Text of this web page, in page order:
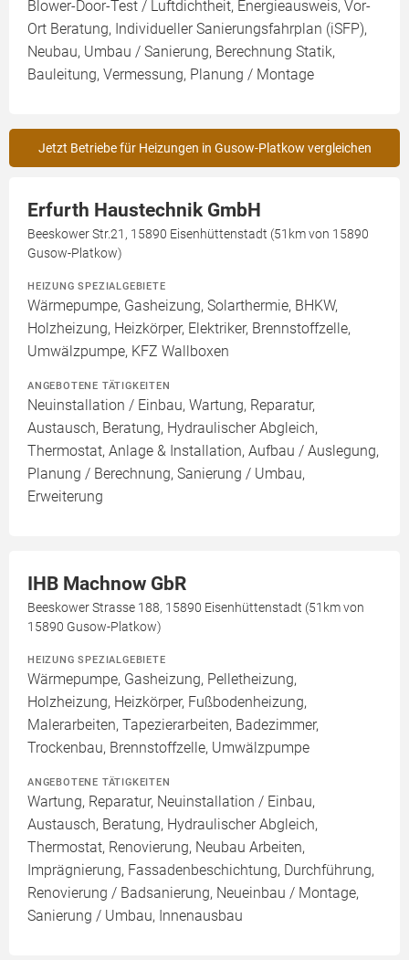
Blower-Door-Test / Luftdichtheit, Energieausweis, Vor-
Ort Beratung, Individueller Sanierungsfahrplan (iSFP),
Neubau, Umbau / Sanierung, Berechnung Statik,
Bauleitung, Vermessung, Planung / Montage
Jetzt Betriebe für Heizungen in Gusow-Platkow vergleichen
Erfurth Haustechnik GmbH
Beeskower Str.21, 15890 Eisenhüttenstadt (51km von 15890
Gusow-Platkow)
HEIZUNG SPEZIALGEBIETE
Wärmepumpe, Gasheizung, Solarthermie, BHKW,
Holzheizung, Heizkörper, Elektriker, Brennstoffzelle,
Umwälzpumpe, KFZ Wallboxen
ANGEBOTENE TÄTIGKEITEN
Neuinstallation / Einbau, Wartung, Reparatur,
Austausch, Beratung, Hydraulischer Abgleich,
Thermostat, Anlage & Installation, Aufbau / Auslegung,
Planung / Berechnung, Sanierung / Umbau,
Erweiterung
IHB Machnow GbR
Beeskower Strasse 188, 15890 Eisenhüttenstadt (51km von
15890 Gusow-Platkow)
HEIZUNG SPEZIALGEBIETE
Wärmepumpe, Gasheizung, Pelletheizung,
Holzheizung, Heizkörper, Fußbodenheizung,
Malerarbeiten, Tapezierarbeiten, Badezimmer,
Trockenbau, Brennstoffzelle, Umwälzpumpe
ANGEBOTENE TÄTIGKEITEN
Wartung, Reparatur, Neuinstallation / Einbau,
Austausch, Beratung, Hydraulischer Abgleich,
Thermostat, Renovierung, Neubau Arbeiten,
Imprägnierung, Fassadenbeschichtung, Durchführung,
Renovierung / Badsanierung, Neueinbau / Montage,
Sanierung / Umbau, Innenausbau